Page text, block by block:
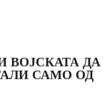
ВОЈСКАТА ДА
САМО ОД